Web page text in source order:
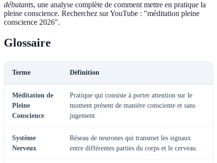
débutants, une analyse complète de comment mettre en pratique la
pleine conscience. Recherchez sur YouTube : "méditation pleine
conscience 2026".
Glossaire
Terme Définition
Méditation de
Pleine
Conscience
Pratique qui consiste à porter attention sur le
moment présent de manière consciente et sans
jugement.
Système
Nerveux
Réseau de neurones qui transmet les signaux
entre différentes parties du corps et le cerveau.